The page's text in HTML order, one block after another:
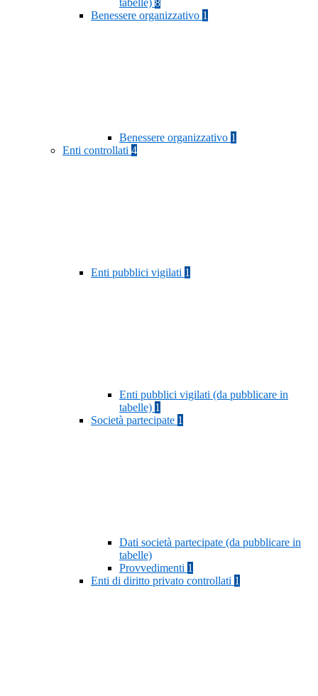
tabelle) 8
Benessere organizzativo 1
Benessere organizzativo 1
Enti controllati 4
Enti pubblici vigilati 1
Enti pubblici vigilati (da pubblicare in
tabelle) 1
Società partecipate 1
Dati società partecipate (da pubblicare in
tabelle)
Provvedimenti 1
Enti di diritto privato controllati 1